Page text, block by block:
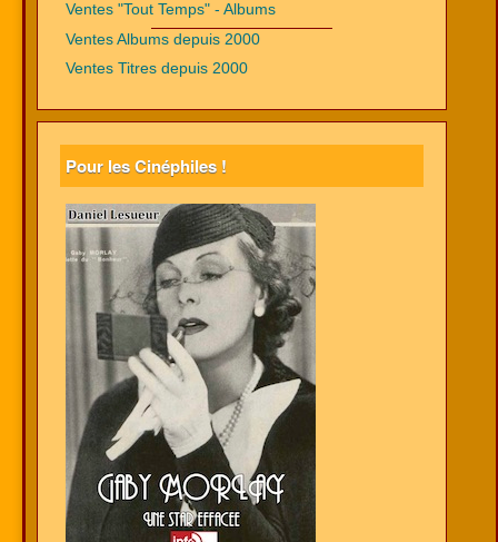
Ventes "Tout Temps" - Albums
Ventes Albums depuis 2000
Ventes Titres depuis 2000
Pour les Cinéphiles !